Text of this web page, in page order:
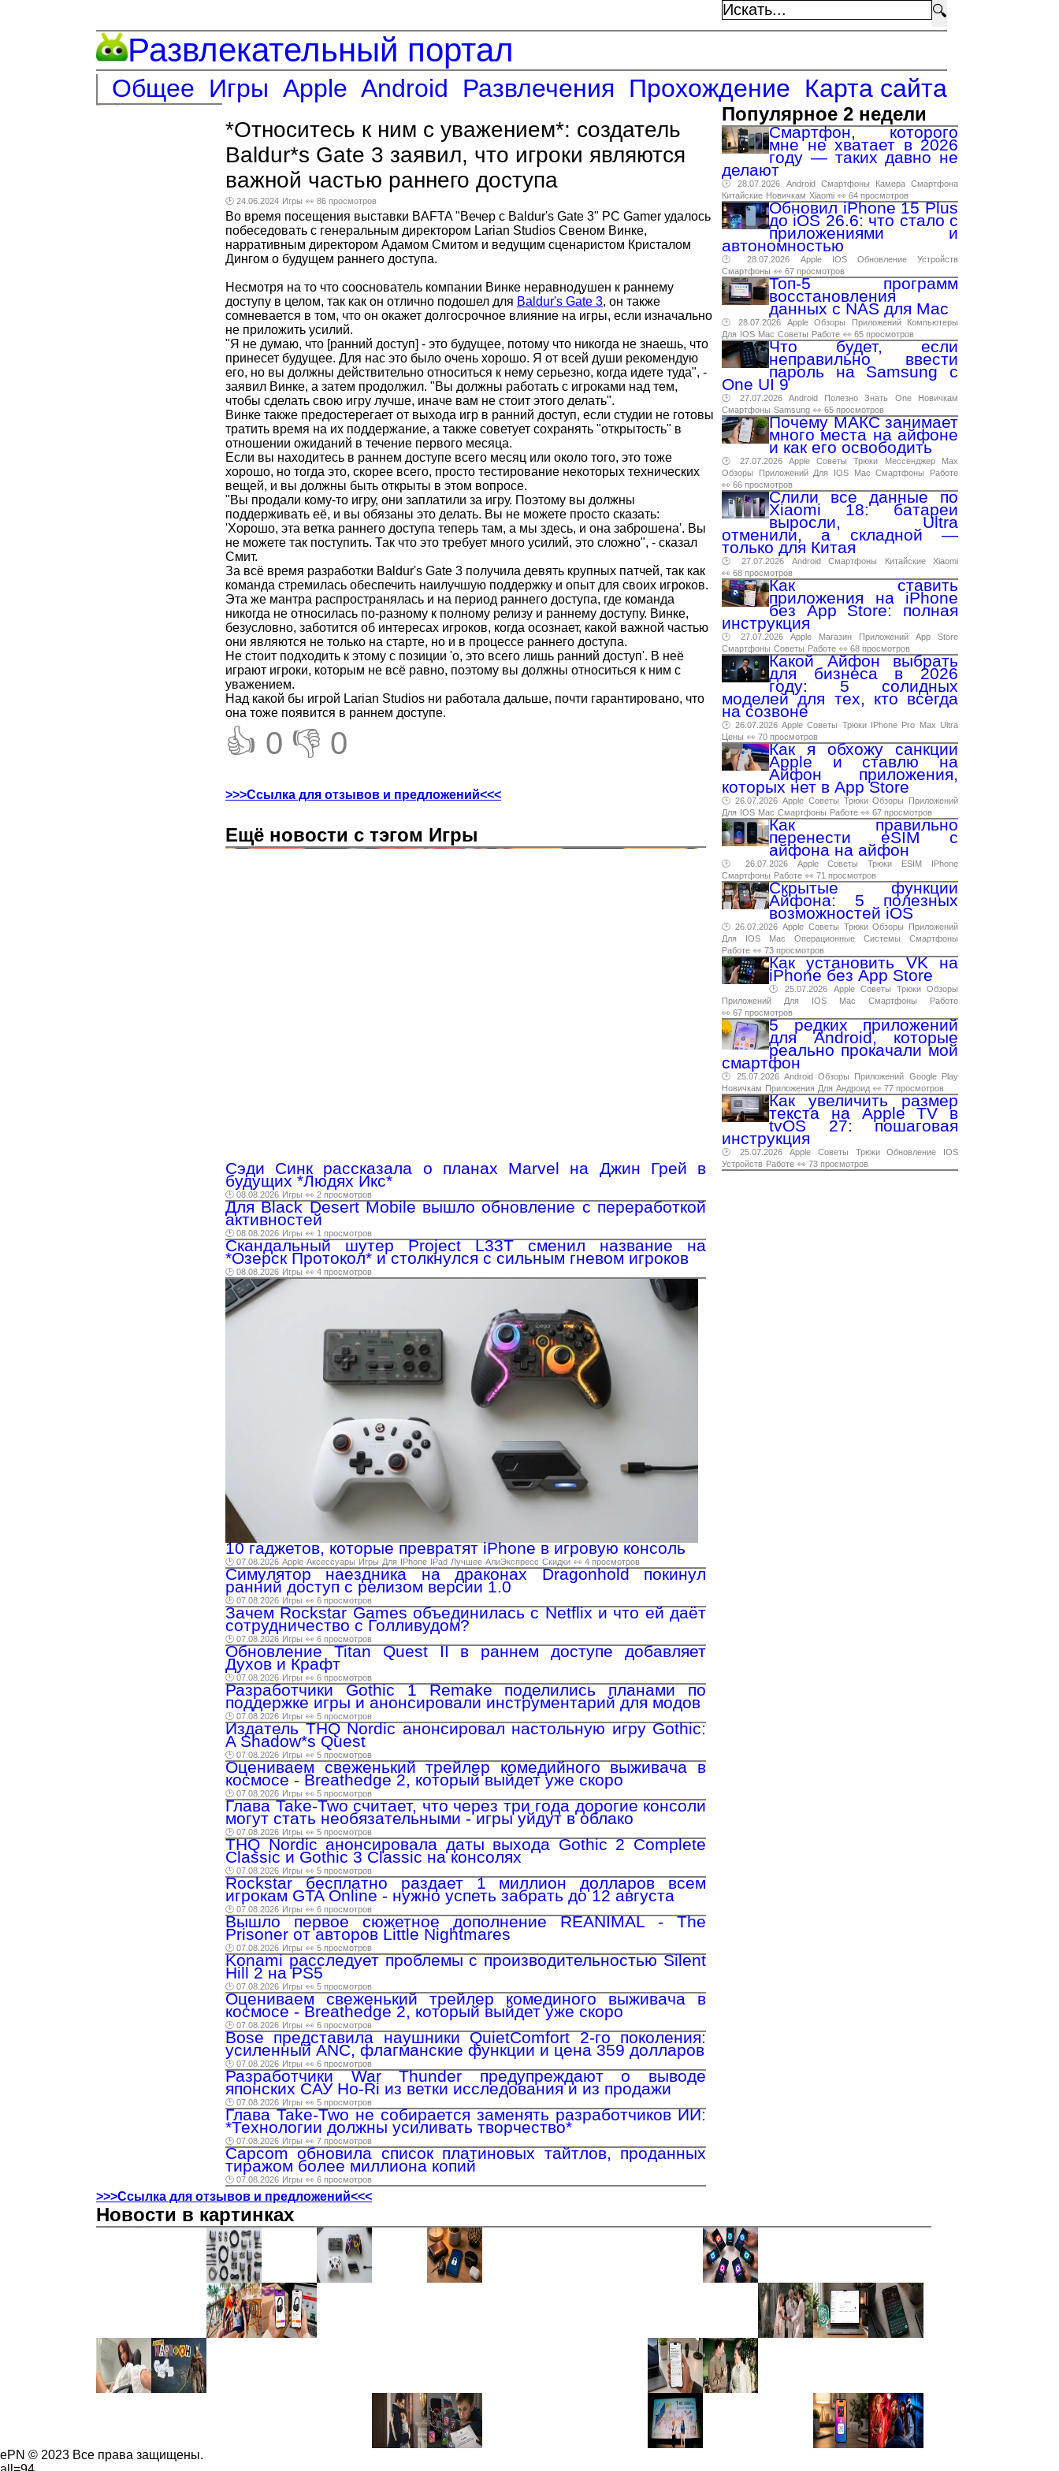
🔍
Развлекательный портал
Общее Игры Apple Android Развлечения Прохождение Карта сайта
*Относитесь к ним с уважением*: создатель
Baldur*s Gate 3 заявил, что игроки являются
важной частью раннего доступа
🕑 24.06.2024 Игры 👀 86 просмотров
Во время посещения выставки BAFTA "Вечер с Baldur's Gate 3" PC Gamer удалось
побеседовать с генеральным директором Larian Studios Свеном Винке,
нарративным директором Адамом Смитом и ведущим сценаристом Кристалом
Дингом о будущем раннего доступа.
Несмотря на то что сооснователь компании Винке неравнодушен к раннему
доступу в целом, так как он отлично подошел для Baldur's Gate 3, он также
сомневается в том, что он окажет долгосрочное влияние на игры, если изначально
не приложить усилий.
"Я не думаю, что [ранний доступ] - это будущее, потому что никогда не знаешь, что
принесет будущее. Для нас это было очень хорошо. Я от всей души рекомендую
его, но вы должны действительно относиться к нему серьезно, когда идете туда", -
заявил Винке, а затем продолжил. "Вы должны работать с игроками над тем,
чтобы сделать свою игру лучше, иначе вам не стоит этого делать".
Винке также предостерегает от выхода игр в ранний доступ, если студии не готовы
тратить время на их поддержание, а также советует сохранять "открытость" в
отношении ожиданий в течение первого месяца.
Если вы находитесь в раннем доступе всего месяц или около того, это тоже
хорошо, но тогда это, скорее всего, просто тестирование некоторых технических
вещей, и вы должны быть открыты в этом вопросе.
"Вы продали кому-то игру, они заплатили за игру. Поэтому вы должны
поддерживать её, и вы обязаны это делать. Вы не можете просто сказать:
'Хорошо, эта ветка раннего доступа теперь там, а мы здесь, и она заброшена'. Вы
не можете так поступить. Так что это требует много усилий, это сложно", - сказал
Смит.
За всё время разработки Baldur's Gate 3 получила девять крупных патчей, так как
команда стремилась обеспечить наилучшую поддержку и опыт для своих игроков.
Эта же мантра распространялась и на период раннего доступа, где команда
никогда не относилась по-разному к полному релизу и раннему доступу. Винке,
безусловно, заботится об интересах игроков, когда осознает, какой важной частью
они являются не только на старте, но и в процессе раннего доступа.
Не стоит подходить к этому с позиции 'о, это всего лишь ранний доступ'. В неё
играют игроки, которым не всё равно, поэтому вы должны относиться к ним с
уважением.
Над какой бы игрой Larian Studios ни работала дальше, почти гарантировано, что
она тоже появится в раннем доступе.
👍 0 👎 0
>>>Ссылка для отзывов и предложений<<<
Ещё новости с тэгом Игры
Сэди Синк рассказала о планах Marvel на Джин Грей в
будущих *Людях Икс*
🕑 08.08.2026 Игры 👀 2 просмотров
Для Black Desert Mobile вышло обновление с переработкой
активностей
🕑 08.08.2026 Игры 👀 1 просмотров
Скандальный шутер Project L33T сменил название на
*Озерск Протокол* и столкнулся с сильным гневом игроков
🕑 08.08.2026 Игры 👀 4 просмотров
10 гаджетов, которые превратят iPhone в игровую консоль
🕑 07.08.2026 Apple Аксессуары Игры Для IPhone IPad Лучшее АлиЭкспресс Скидки 👀 4 просмотров
Симулятор наездника на драконах Dragonhold покинул
ранний доступ с релизом версии 1.0
🕑 07.08.2026 Игры 👀 6 просмотров
Зачем Rockstar Games объединилась с Netflix и что ей даёт
сотрудничество с Голливудом?
🕑 07.08.2026 Игры 👀 6 просмотров
Обновление Titan Quest II в раннем доступе добавляет
Духов и Крафт
🕑 07.08.2026 Игры 👀 6 просмотров
Разработчики Gothic 1 Remake поделились планами по
поддержке игры и анонсировали инструментарий для модов
🕑 07.08.2026 Игры 👀 5 просмотров
Издатель THQ Nordic анонсировал настольную игру Gothic:
A Shadow*s Quest
🕑 07.08.2026 Игры 👀 5 просмотров
Оцениваем свеженький трейлер комедийного выживача в
космосе - Breathedge 2, который выйдет уже скоро
🕑 07.08.2026 Игры 👀 5 просмотров
Глава Take-Two считает, что через три года дорогие консоли
могут стать необязательными - игры уйдут в облако
🕑 07.08.2026 Игры 👀 5 просмотров
THQ Nordic анонсировала даты выхода Gothic 2 Complete
Classic и Gothic 3 Classic на консолях
🕑 07.08.2026 Игры 👀 5 просмотров
Rockstar бесплатно раздает 1 миллион долларов всем
игрокам GTA Online - нужно успеть забрать до 12 августа
🕑 07.08.2026 Игры 👀 6 просмотров
Вышло первое сюжетное дополнение REANIMAL - The
Prisoner от авторов Little Nightmares
🕑 07.08.2026 Игры 👀 5 просмотров
Konami расследует проблемы с производительностью Silent
Hill 2 на PS5
🕑 07.08.2026 Игры 👀 5 просмотров
Оцениваем свеженький трейлер комединого выживача в
космосе - Breathedge 2, который выйдет уже скоро
🕑 07.08.2026 Игры 👀 6 просмотров
Bose представила наушники QuietComfort 2-го поколения:
усиленный ANC, флагманские функции и цена 359 долларов
🕑 07.08.2026 Игры 👀 6 просмотров
Разработчики War Thunder предупреждают о выводе
японских САУ Ho-Ri из ветки исследования и из продажи
🕑 07.08.2026 Игры 👀 5 просмотров
Глава Take-Two не собирается заменять разработчиков ИИ:
*Технологии должны усиливать творчество*
🕑 07.08.2026 Игры 👀 7 просмотров
Capcom обновила список платиновых тайтлов, проданных
тиражом более миллиона копий
🕑 07.08.2026 Игры 👀 6 просмотров
Популярное 2 недели
Смартфон, которого
мне не хватает в 2026
году — таких давно не
делают
🕑 28.07.2026 Android Смартфоны Камера Смартфона
Китайские Новичкам Xiaomi 👀 64 просмотров
Обновил iPhone 15 Plus
до iOS 26.6: что стало с
приложениями и
автономностью
🕑 28.07.2026 Apple IOS Обновление
Устройств
Смартфоны 👀 67 просмотров
Топ-5 программ
восстановления
данных с NAS для Mac
🕑 28.07.2026 Apple Обзоры Приложений
Компьютеры
Для IOS Mac Советы Работе 👀 65 просмотров
Что будет, если
неправильно ввести
пароль на Samsung с
One UI 9
🕑 27.07.2026 Android Полезно Знать One
Новичкам
Смартфоны Samsung 👀 65 просмотров
Почему МАКС занимает
много места на айфоне
и как его освободить
🕑 27.07.2026 Apple Советы Трюки Мессенджер
Max
Обзоры
Приложений Для IOS Mac Смартфоны
Работе
👀 66 просмотров
Слили все данные по
Xiaomi 18: батареи
выросли, Ultra
отменили, а складной —
только для Китая
🕑 27.07.2026 Android Смартфоны Китайские
Xiaomi
👀 68 просмотров
Как ставить
приложения на iPhone
без App Store: полная
инструкция
🕑 27.07.2026 Apple Магазин Приложений App
Store
Смартфоны Советы Работе 👀 68 просмотров
Какой Айфон выбрать
для бизнеса в 2026
году: 5 солидных
моделей для тех, кто всегда
на созвоне
🕑 26.07.2026 Apple Советы Трюки IPhone Pro Max Ultra
Цены 👀 70 просмотров
Как я обхожу санкции
Apple и ставлю на
Айфон приложения,
которых нет в App Store
🕑 26.07.2026 Apple Советы Трюки Обзоры
Приложений
Для IOS Mac Смартфоны Работе 👀 67 просмотров
Как правильно
перенести eSIM с
айфона на айфон
🕑 26.07.2026 Apple Советы Трюки ESIM
IPhone
Смартфоны Работе 👀 71 просмотров
Скрытые функции
Айфона: 5 полезных
возможностей iOS
🕑 26.07.2026 Apple Советы Трюки Обзоры
Приложений
Для
IOS Mac Операционные Системы
Смартфоны
Работе 👀 73 просмотров
Как установить VK на
iPhone без App Store
🕑 25.07.2026 Apple Советы Трюки Обзоры
Приложений
Для IOS Mac Смартфоны
Работе
👀 67 просмотров
5 редких приложений
для Android, которые
реально прокачали мой
смартфон
🕑 25.07.2026 Android Обзоры Приложений Google
Play
Новичкам Приложения Для Андроид 👀 77 просмотров
Как увеличить размер
текста на Apple TV в
tvOS 27: пошаговая
инструкция
🕑 25.07.2026 Apple Советы Трюки Обновление
IOS
Устройств Работе 👀 73 просмотров
>>>Ссылка для отзывов и предложений<<<
Новости в картинках
ePN © 2023 Все права защищены.